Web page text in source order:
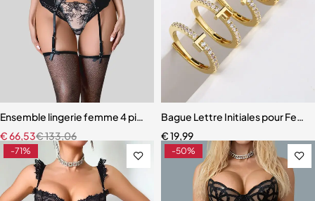
Ensemble lingerie femme 4 pièces – Broderie florale contrastée
€133,06
€66,53
Bague Lettre Initiales pour
€19,99
-71% -50%